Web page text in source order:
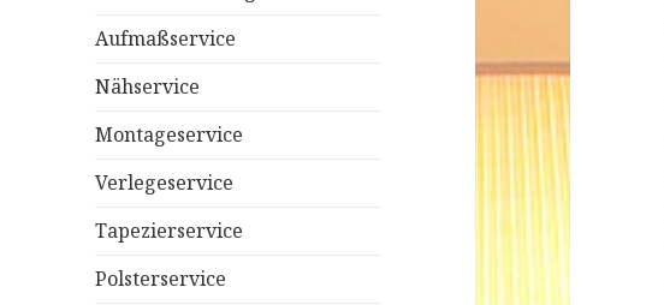
Aufmaßservice
Nähservice
Montageservice
Verlegeservice
Tapezierservice
Polsterservice